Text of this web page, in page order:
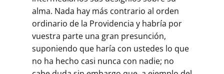
alma. Nada hay más contrario al orden
ordinario de la Providencia y habría por
vuestra parte una gran presunción,
suponiendo que haría con ustedes lo que
no ha hecho casi nunca con nadie; no